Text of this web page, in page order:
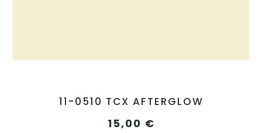
11-0510 TCX AFTERGLOW
15,00 €